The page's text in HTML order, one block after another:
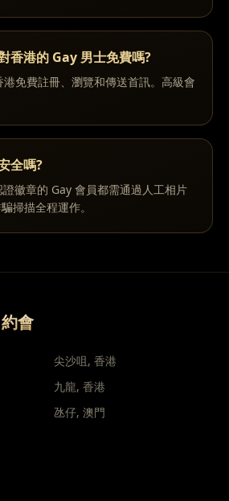
港的 Gay 男士免費嗎?
免費註冊、瀏覽和傳送首訊。高級會
全嗎?
徽章的 Gay 會員都需通過人工相片
掃描全程運作。
會
尖沙咀, 香港
九龍, 香港
氹仔, 澳門